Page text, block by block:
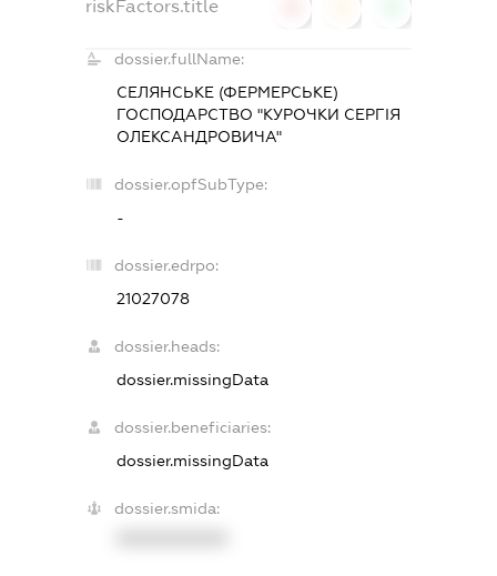
riskFactors.title
dossier.fullName:
СЕЛЯНСЬКЕ (ФЕРМЕРСЬКЕ)
ГОСПОДАРСТВО "КУРОЧКИ СЕРГІЯ
ОЛЕКСАНДРОВИЧА"
dossier.opfSubType:
-
dossier.edrpo:
21027078
dossier.heads:
dossier.missingData
dossier.beneficiaries:
dossier.missingData
dossier.smida: